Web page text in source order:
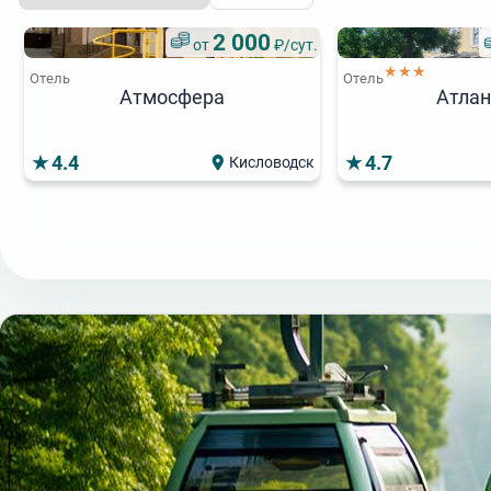
от2 000 ₽/сут.
Отель
Атмосфера
4.4 Кисловодск
Отель★★★
4.7
Атлантида
4.7 Кисловодск 4.8